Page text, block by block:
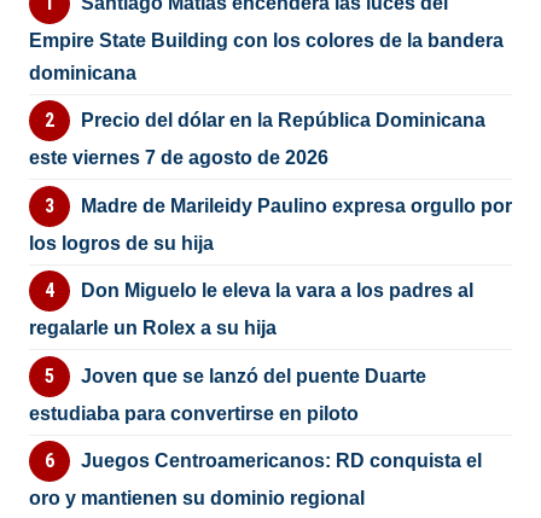
Empire State Building con los colores de la bandera
dominicana
Precio del dólar en la República Dominicana
este viernes 7 de agosto de 2026
Madre de Marileidy Paulino expresa orgullo por
los logros de su hija
Don Miguelo le eleva la vara a los padres al
regalarle un Rolex a su hija
Joven que se lanzó del puente Duarte
estudiaba para convertirse en piloto
Juegos Centroamericanos: RD conquista el
oro y mantienen su dominio regional